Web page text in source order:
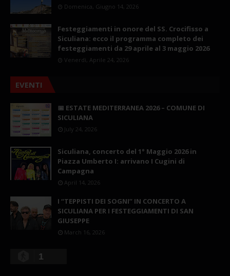
Domenica, Giugno 14, 2026
Festeggiamenti in onore del SS. Crocifisso a
Siculiana: ecco il programma completo dei
festeggiamenti da 29 aprile al 3 maggio 2026
Venerdì, Aprile 24, 2026
EVENTI
📅 ESTATE MEDITERRANEA 2026 – COMUNE DI
SICULIANA
July 24, 2026
Siculiana, concerto del 1° Maggio 2026 in
Piazza Umberto I: arrivano I Cugini di
Campagna
April 14, 2026
I “TEPPISTI DEI SOGNI” IN CONCERTO A
SICULIANA PER I FESTEGGIAMENTI DI SAN
GIUSEPPE
March 16, 2026
1